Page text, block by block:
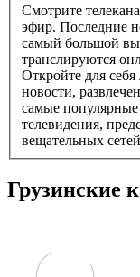
Смотрите
эфир. Последние
самый большой
транслируются
Откройте для
новости,
самые
телевидения,
вещательных
Грузинские